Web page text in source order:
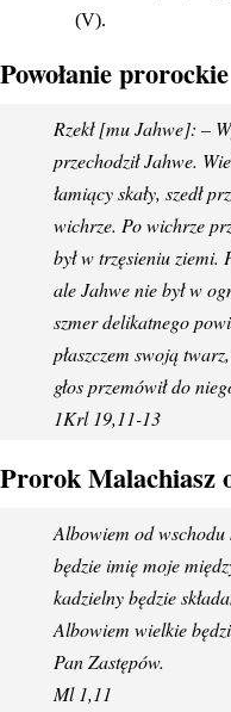
(V).
Powołanie prorockie
Rzekł [mu Jahwe]: –
przechodził Jahwe.
łamiący skały, szedł
wichrze. Po wichrze
był w trzęsieniu ziemi.
ale Jahwe nie był w
szmer delikatnego
płaszczem swoją
głos przemówił do
1Krl 19,11-13
Prorok Malachiasz
Albowiem od wschodu
będzie imię moje
kadzielny będzie
Albowiem wielkie
Pan Zastępów.
Ml 1,11